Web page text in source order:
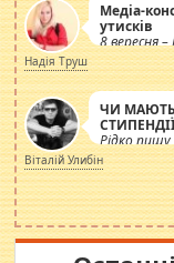
Медіа-
утисків
8 вересня
Надія Труш
ЧИ МАЮТЬ
Рідко
просто
навколо
Віталій Улибін